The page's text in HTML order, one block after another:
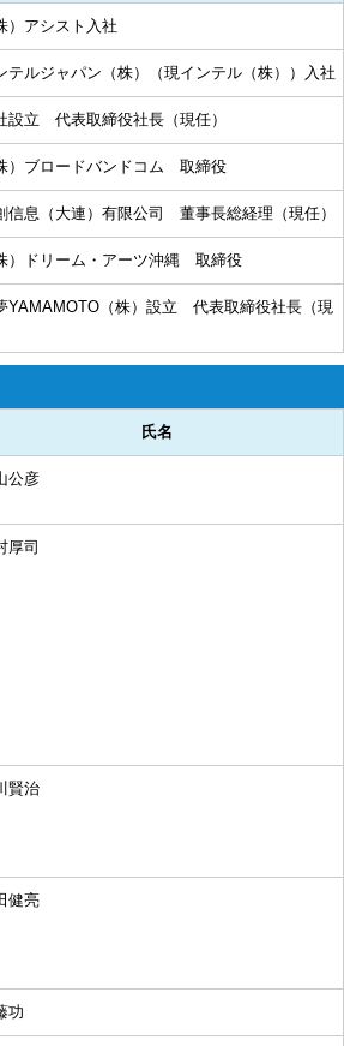
）アシスト入社
テルジャパン（株）（現インテル（株））入社
設立 代表取締役社長（現任）
）ブロードバンドコム 取締役
信息（大連）有限公司 董事長総経理（現任）
）ドリーム・アーツ沖縄 取締役
YAMAMOTO（株）設立 代表取締役社長（現
氏名
公彦
厚司
賢治
健亮
功